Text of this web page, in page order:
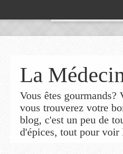
La
Vous êtes
vous trouverez votre
blog, c'est un peu de
d'épices, tout pour